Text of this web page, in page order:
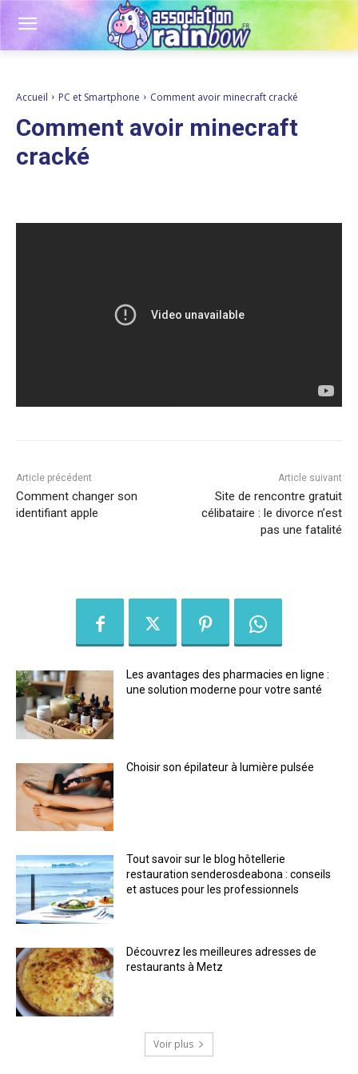
Accueil PC et Smartphone Comment avoir minecraft cracké
Comment avoir minecraft
cracké
Article précédent
Comment changer son
identifiant apple
Article suivant
Site de rencontre gratuit
célibataire : le divorce n’est
pas une fatalité
Les avantages des pharmacies en ligne :
une solution moderne pour votre santé
Choisir son épilateur à lumière pulsée
Tout savoir sur le blog hôtellerie
restauration senderosdeabona : conseils
et astuces pour les professionnels
Découvrez les meilleures adresses de
restaurants à Metz
Voir plus